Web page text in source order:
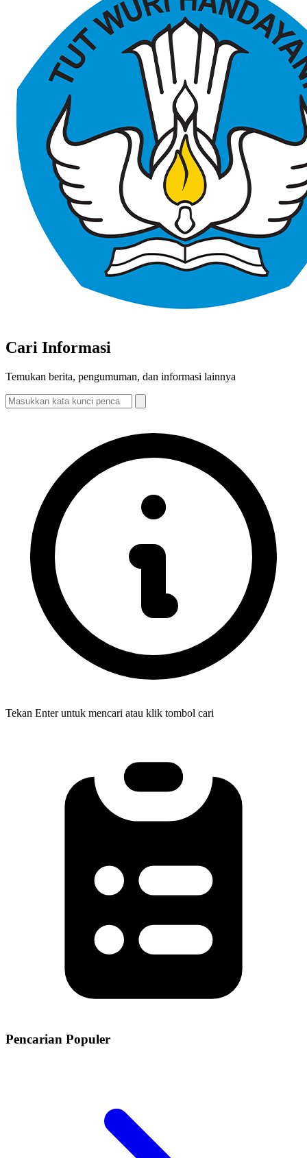
Cari Informasi
Temukan berita, pengumuman, dan informasi lainnya
Tekan Enter untuk mencari atau klik tombol cari
Pencarian Populer